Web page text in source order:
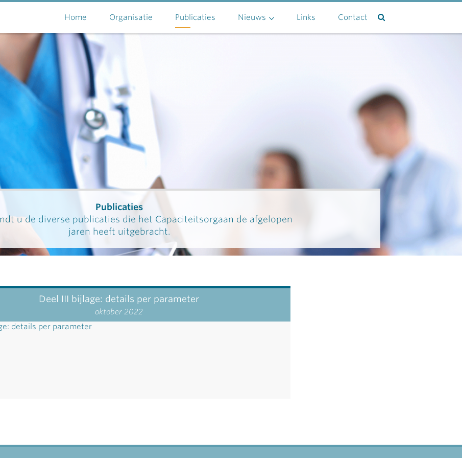
Home Organisatie Publicaties Nieuws Links Contact
Publicaties
u de diverse publicaties die het Capaciteitsorgaan de afgelopen
jaren heeft uitgebracht.
Deel III bijlage: details per parameter
oktober 2022
details per parameter